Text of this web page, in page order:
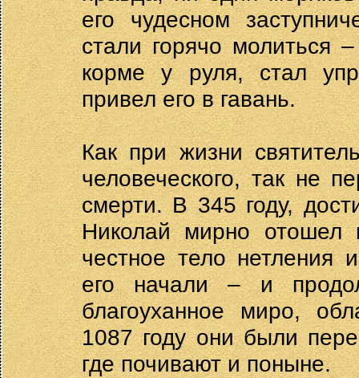
его чудесном
стали горячо молиться
корме у руля, стал
привел его в гавань.
Как при жизни
человеческого, так не
смерти. В 345 году,
Николай мирно отошел
честное тело
его начали – и
благоуханное миро,
1087 году они были
где почивают и поныне.